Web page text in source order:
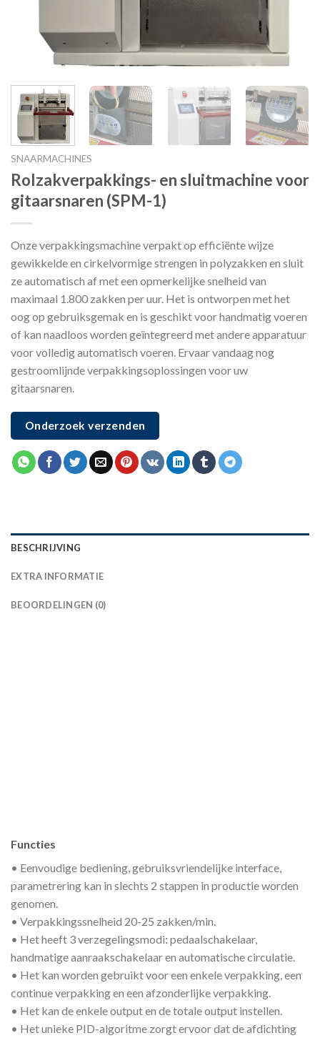
SNAARMACHINES
Rolzakverpakkings- en sluitmachine voor
gitaarsnaren (SPM-1)
Onze verpakkingsmachine verpakt op efficiënte wijze
gewikkelde en cirkelvormige strengen in polyzakken en sluit
ze automatisch af met een opmerkelijke snelheid van
maximaal 1.800 zakken per uur. Het is ontworpen met het
oog op gebruiksgemak en is geschikt voor handmatig voeren
of kan naadloos worden geïntegreerd met andere apparatuur
voor volledig automatisch voeren. Ervaar vandaag nog
gestroomlijnde verpakkingsoplossingen voor uw
gitaarsnaren.
Onderzoek verzenden
BESCHRIJVING
EXTRA INFORMATIE
BEOORDELINGEN (0)
Functies
• Eenvoudige bediening, gebruiksvriendelijke interface,
parametrering kan in slechts 2 stappen in productie worden
genomen.
• Verpakkingssnelheid 20-25 zakken/min.
• Het heeft 3 verzegelingsmodi: pedaalschakelaar,
handmatige aanraakschakelaar en automatische circulatie.
• Het kan worden gebruikt voor een enkele verpakking, een
continue verpakking en een afzonderlijke verpakking.
• Het kan de enkele output en de totale output instellen.
• Het unieke PID-algoritme zorgt ervoor dat de afdichting